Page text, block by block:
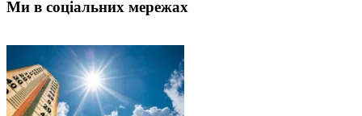
Ми в соціальних мережах